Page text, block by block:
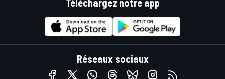
Téléchargez notre app
Réseaux sociaux